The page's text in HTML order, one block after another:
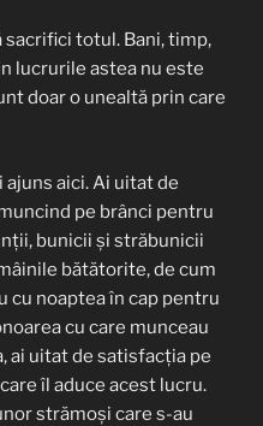
sacrifici totul. Bani, timp,
lucrurile astea nu este
doar o unealtă prin care
aici. Ai uitat de
pe brânci pentru
bunicii și străbunicii
bătătorite, de cum
cu noaptea în cap pentru
cu care munceau
ai uitat de satisfacția pe
îl aduce acest lucru.
strămoși care s-au